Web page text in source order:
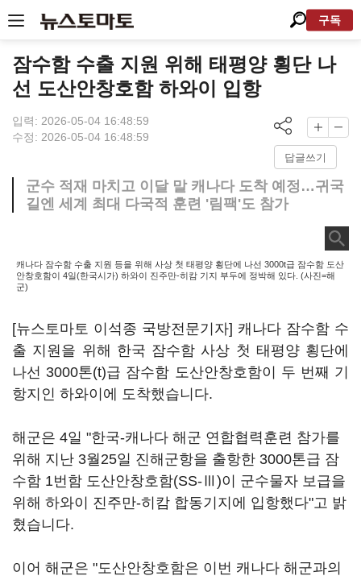
구독
잠수함 수출 지원 위해 태평양 횡단 나
선 도산안창호함 하와이 입항
입력: 2026-05-04 16:48:59
수정: 2026-05-04 16:48:59
답글쓰기
군수 적재 마치고 이달 말 캐나다 도착 예정…귀국
길엔 세계 최대 다국적 훈련 '림팩'도 참가
캐나다 잠수함 수출 지원 등을 위해 사상 첫 태평양 횡단에 나선 3000t급 잠수함 도산
안창호함이 4일(한국시가) 하와이 진주만-히캄 기지 부두에 정박해 있다. (사진=해
군)
[뉴스토마토 이석종 국방전문기자] 캐나다 잠수함 수
출 지원을 위해 한국 잠수함 사상 첫 태평양 횡단에
나선 3000톤(t)급 잠수함 도산안창호함이 두 번째 기
항지인 하와이에 도착했습니다.
해군은 4일 "한국-캐나다 해군 연합협력훈련 참가를
위해 지난 3월25일 진해군항을 출항한 3000톤급 잠
수함 1번함 도산안창호함(SS-Ⅲ)이 군수물자 보급을
위해 하와이 진주만-히캄 합동기지에 입항했다"고 밝
혔습니다.
이어 해군은 "도산안창호함은 이번 캐나다 해군과의